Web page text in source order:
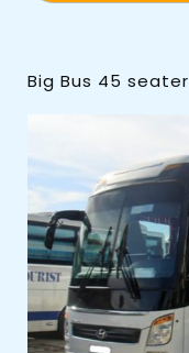
Big Bus 45 seater